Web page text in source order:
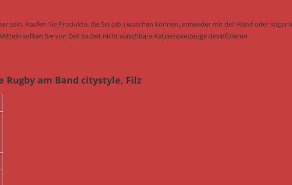
sein. Kaufen Sie Produkte, die Sie (ab-) waschen können, entweder mit der Hand oder sogar
sollten Sie von Zeit zu Zeit nicht waschbare Katzenspielzeuge desinfizieren.
Rugby am Band citystyle, Filz